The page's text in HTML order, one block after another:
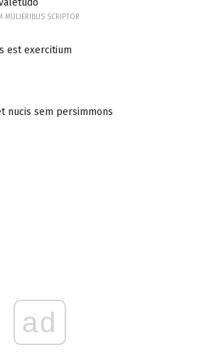
MULIERIBUS SCRIPTOR
est exercitium
nucis sem persimmons
ad